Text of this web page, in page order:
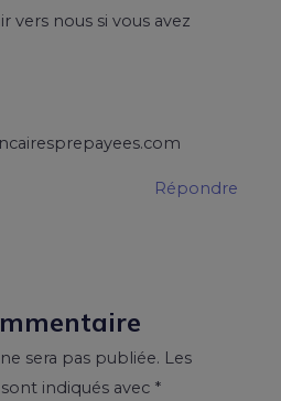
vers nous si vous avez
Répondre
sera pas publiée. Les
indiqués avec *